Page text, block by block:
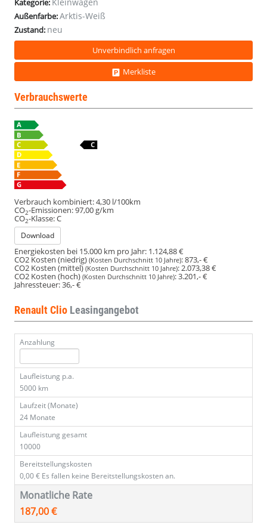
Kategorie:
Außenfarbe:Arktis-Weiß
Zustand: neu
Unverbindlich anfragen
Merkliste
Verbrauchswerte
Verbrauch kombiniert:4,30 l/100km
CO2-Emissionen:97,00 g/km
CO2-Klasse:C
Download
Energiekosten bei 15.000 km pro Jahr: 1.124,88 €
CO2 Kosten (niedrig) (Kosten Durchschnitt 10 Jahre):873,- €
CO2 Kosten (mittel)(Kosten Durchschnitt 10 Jahre):2.073,38 €
CO2 Kosten (hoch) (Kosten Durchschnitt 10 Jahre):3.201,- €
Jahressteuer:36,- €
Renault Clio Leasingangebot
Anzahlung
Laufleistung p.a.
5000 km
Laufzeit (Monate)
24 Monate
Laufleistung gesamt
10000
Bereitstellungskosten
0,00 € Es fallen keine Bereitstellungskosten an.
Monatliche Rate
187,00 €